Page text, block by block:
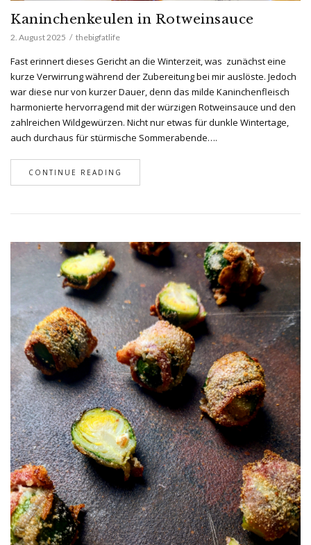
Kaninchenkeulen in Rotweinsauce
2. August 2025 thebigfatlife
Fast erinnert dieses Gericht an die Winterzeit, was zunächst eine
kurze Verwirrung während der Zubereitung bei mir auslöste. Jedoch
war diese nur von kurzer Dauer, denn das milde Kaninchenfleisch
harmonierte hervorragend mit der würzigen Rotweinsauce und den
zahlreichen Wildgewürzen. Nicht nur etwas für dunkle Wintertage,
auch durchaus für stürmische Sommerabende….
CONTINUE READING